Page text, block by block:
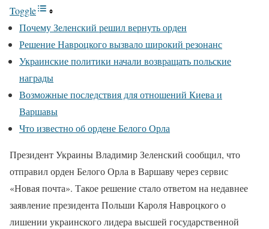
Toggle
Почему Зеленский решил вернуть орден
Решение Навроцкого вызвало широкий резонанс
Украинские политики начали возвращать польские
награды
Возможные последствия для отношений Киева и
Варшавы
Что известно об ордене Белого Орла
Президент Украины Владимир Зеленский сообщил, что
отправил орден Белого Орла в Варшаву через сервис
«Новая почта». Такое решение стало ответом на недавнее
заявление президента Польши Кароля Навроцкого о
лишении украинского лидера высшей государственной